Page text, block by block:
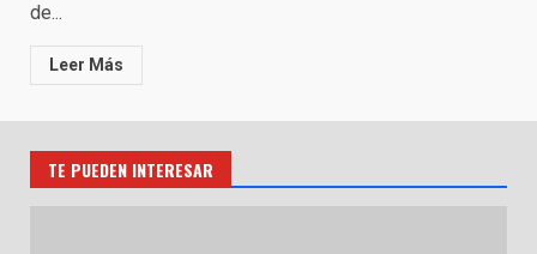
de...
Leer Más
TE PUEDEN INTERESAR